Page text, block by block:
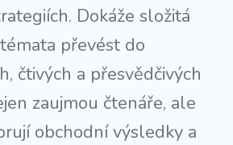
Dokáže složitá
převést do
čtivých a přesvědčivých
zaujmou čtenáře, ale
obchodní výsledky a